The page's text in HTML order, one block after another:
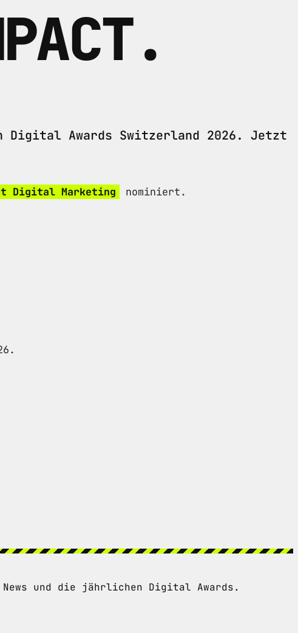
.
Digital Awards Switzerland 2026. Jetzt
Digital Marketing nominiert.
und die jährlichen Digital Awards.